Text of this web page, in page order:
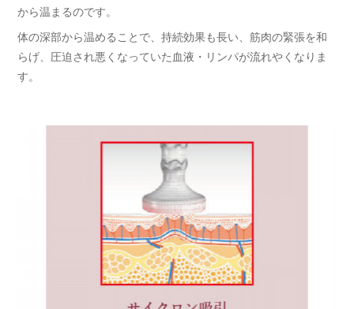
から温まるのです。
体の深部から温めることで、持続効果も長い、筋肉の緊張を和
らげ、圧迫され悪くなっていた血液・リンパが流れやくなりま
す。